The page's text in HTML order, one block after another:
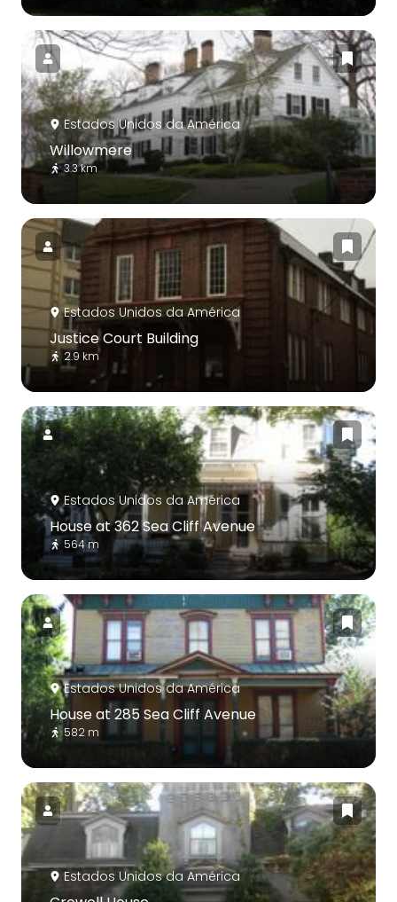
Estados Unidos da América
Willowmere
3.3 km
Estados Unidos da América
Justice Court Building
2.9 km
Estados Unidos da América
House at 362 Sea Cliff Avenue
564 m
Estados Unidos da América
House at 285 Sea Cliff Avenue
582 m
Estados Unidos da América